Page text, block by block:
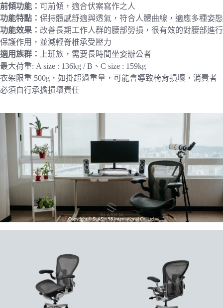
前傾功能： 可前傾，適合伏案寫作之人
功能特點： 保持體感舒適與透氣，符合人體曲線，適應多種姿態
功能效果： 改善長期工作人群的腰部勞損，很有效的對腰部進行
保護作用，並減輕脊椎承受壓力
適用族群： 上班族，需要長時間坐姿辦公者
最大荷重: A size : 136kg / B、C size : 159kg
衣架限重 500g，如掛超過重量，可能會導致椅背損壞，消費者
必須自行承擔損壞責任